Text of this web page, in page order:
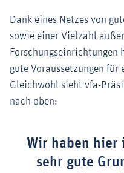
Dank eines Netzes von
sowie einer Vielzahl
Forschungseinrichtungen
gute Voraussetzungen für
Gleichwohl sieht vfa-
nach oben:
Wir haben hier
sehr gute